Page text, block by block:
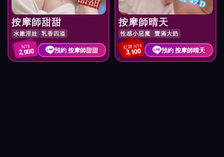
按摩師甜甜
水嫩淫娃 乳香四溢
NT$
2,900 預約 按摩師甜甜
按摩師晴天
性感小惡魔 豐滿大奶
紅牌 NT$
3,100 預約 按摩師晴天